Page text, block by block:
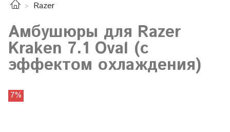
Razer
Амбушюры для Razer
Kraken 7.1 Oval (с
эффектом охлаждения)
7%